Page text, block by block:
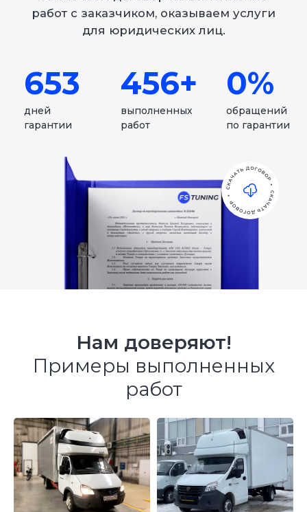
Нам доверяют!
Примеры выполненных
работ
Задать вопрос в WhatsApp
Телефон:
8 999 444 18 37
Нижний Новгород,
ул. Кащенко 2Б, оф. 212
Режим работы:
Звонки принимаем
с 8:00 до 20:00.
пн-пт: с 8:00 до 18:00
Долгопрудный,